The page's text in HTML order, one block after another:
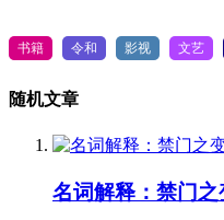
书籍 令和 影视 文艺
随机文章
名词解释：禁门之